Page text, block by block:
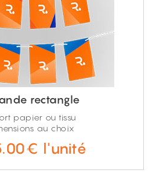
rectangle
papier ou tissu
au choix
l'unité